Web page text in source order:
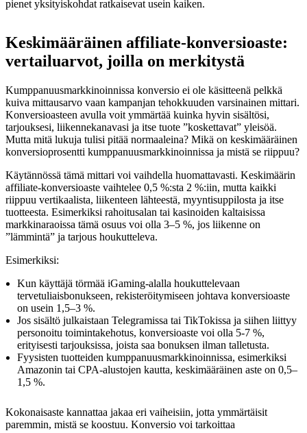
pienet yksityiskohdat ratkaisevat usein kaiken.
Keskimääräinen affiliate-konversioaste:
vertailuarvot, joilla on merkitystä
Kumppanuusmarkkinoinnissa konversio ei ole käsitteenä pelkkä
kuiva mittausarvo vaan kampanjan tehokkuuden varsinainen mittari.
Konversioasteen avulla voit ymmärtää kuinka hyvin sisältösi,
tarjouksesi, liikennekanavasi ja itse tuote ”koskettavat” yleisöä.
Mutta mitä lukuja tulisi pitää normaaleina? Mikä on keskimääräinen
konversioprosentti kumppanuusmarkkinoinnissa ja mistä se riippuu?
Käytännössä tämä mittari voi vaihdella huomattavasti. Keskimäärin
affiliate-konversioaste vaihtelee 0,5 %:sta 2 %:iin, mutta kaikki
riippuu vertikaalista, liikenteen lähteestä, myyntisuppilosta ja itse
tuotteesta. Esimerkiksi rahoitusalan tai kasinoiden kaltaisissa
markkinaraoissa tämä osuus voi olla 3–5 %, jos liikenne on
”lämmintä” ja tarjous houkutteleva.
Esimerkiksi:
Kun käyttäjä törmää iGaming-alalla houkuttelevaan
tervetuliaisbonukseen, rekisteröitymiseen johtava konversioaste
on usein 1,5–3 %.
Jos sisältö julkaistaan Telegramissa tai TikTokissa ja siihen liittyy
personoitu toimintakehotus, konversioaste voi olla 5-7 %,
erityisesti tarjouksissa, joista saa bonuksen ilman talletusta.
Fyysisten tuotteiden kumppanuusmarkkinoinnissa, esimerkiksi
Amazonin tai CPA-alustojen kautta, keskimääräinen aste on 0,5–
1,5 %.
Kokonaisaste kannattaa jakaa eri vaiheisiin, jotta ymmärtäisit
paremmin, mistä se koostuu. Konversio voi tarkoittaa